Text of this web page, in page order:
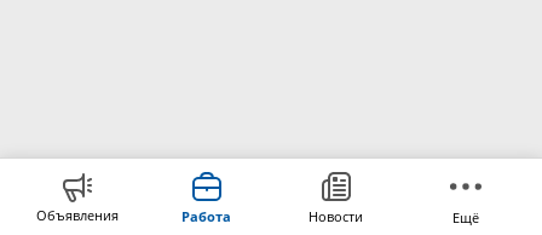
Объявления Работа Новости Ещё